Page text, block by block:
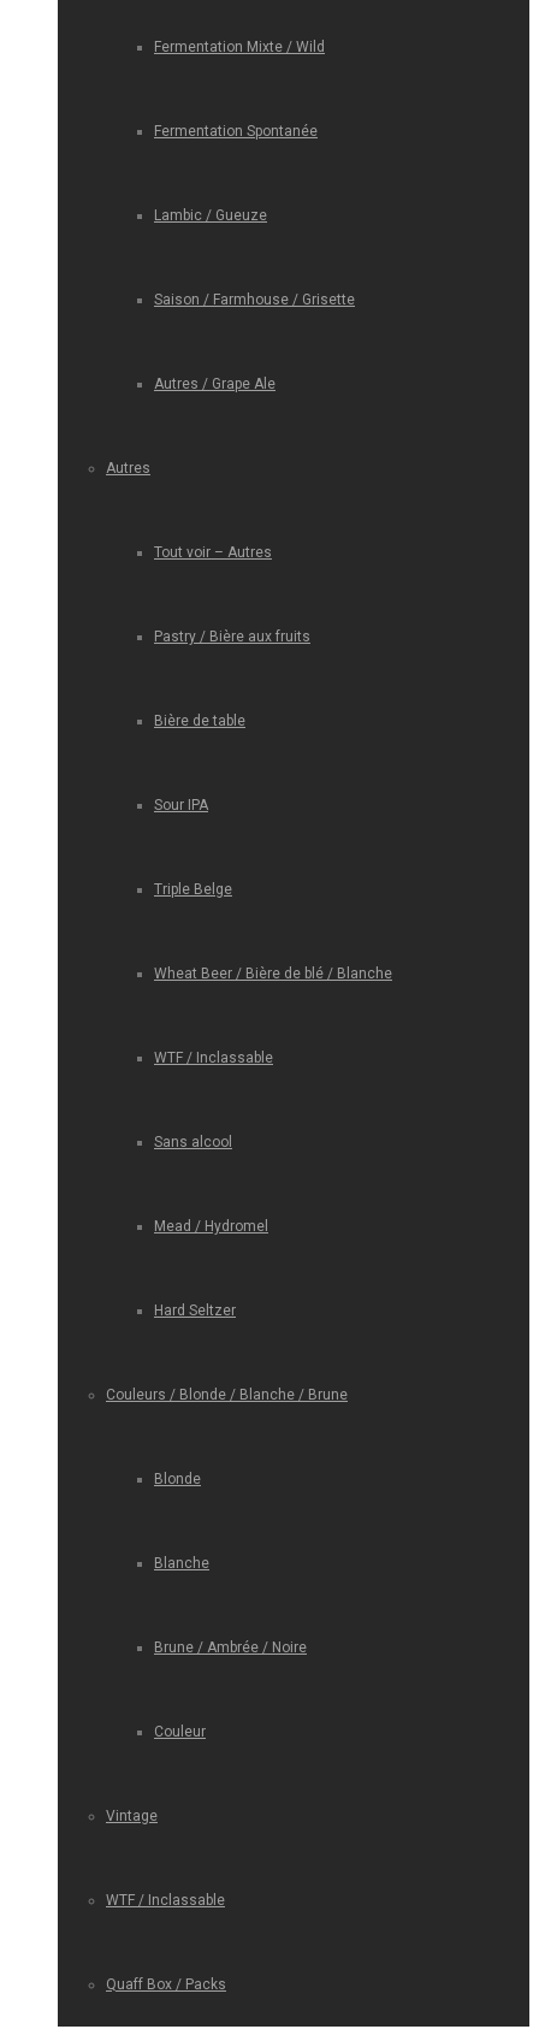
Fermentation Mixte / Wild
Fermentation Spontanée
Lambic / Gueuze
Saison / Farmhouse / Grisette
Autres / Grape Ale
Autres
Tout voir – Autres
Pastry / Bière aux fruits
Bière de table
Sour IPA
Triple Belge
Wheat Beer / Bière de blé / Blanche
WTF / Inclassable
Sans alcool
Mead / Hydromel
Hard Seltzer
Couleurs / Blonde / Blanche / Brune
Blonde
Blanche
Brune / Ambrée / Noire
Couleur
Vintage
WTF / Inclassable
Quaff Box / Packs